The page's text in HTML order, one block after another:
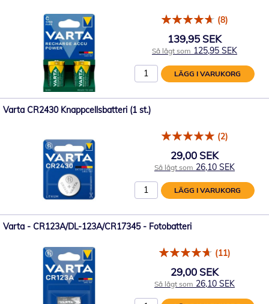
(8)
139,95 SEK
Så lågt som 125,95 SEK
LÄGG I VARUKORG
Varta CR2430 Knappcellsbatteri (1 st.)
(2)
29,00 SEK
Så lågt som 26,10 SEK
LÄGG I VARUKORG
Varta - CR123A/DL-123A/CR17345 - Fotobatteri
(11)
29,00 SEK
Så lågt som 26,10 SEK